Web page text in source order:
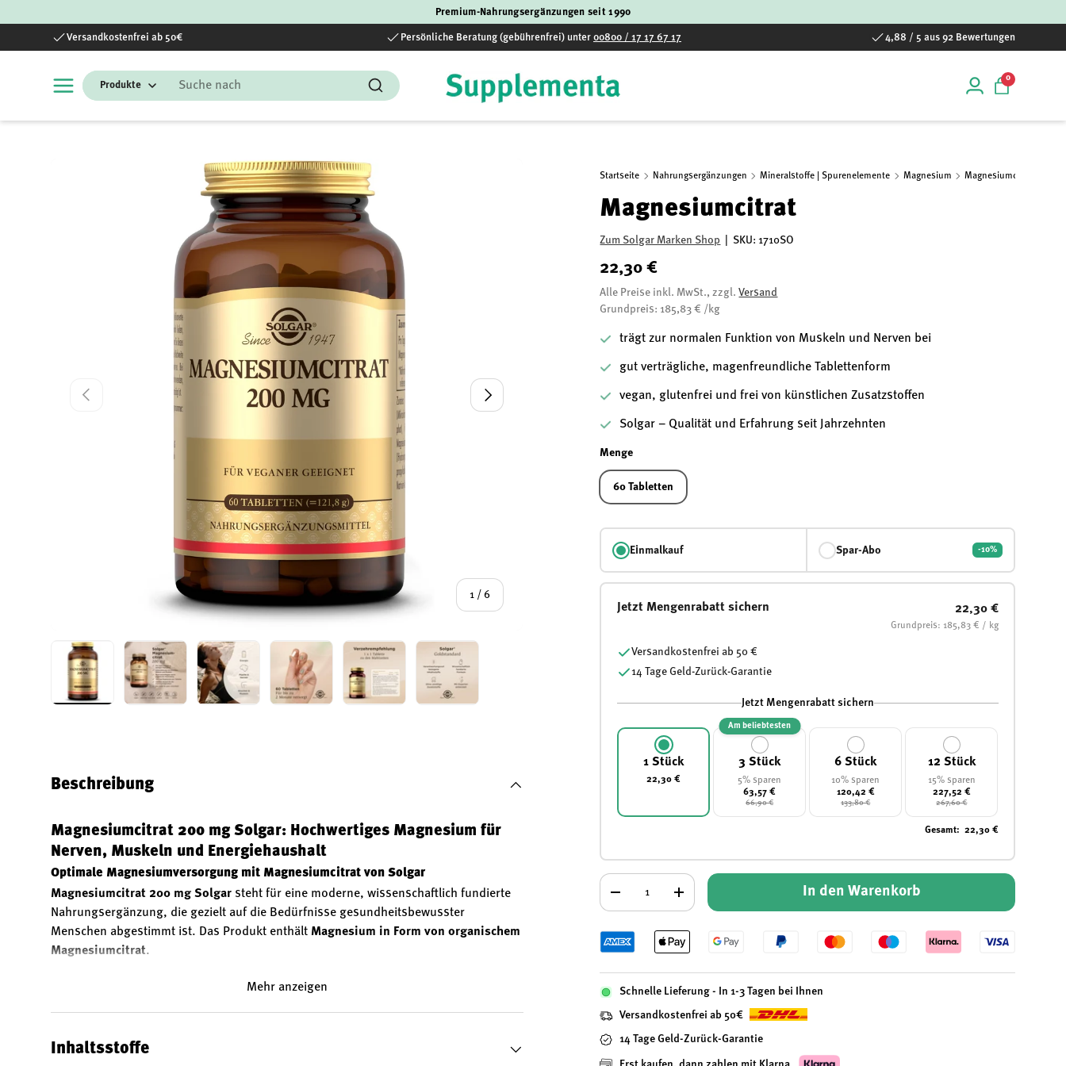
Direkt zum Inhalt
Premium-Nahrungsergänzungen seit 1990
Versandkostenfrei ab 50€ Persönliche Beratung (gebührenfrei) unter 00800 / 17 17 67 17 4,88 / 5 aus 92 Bewertungen
Suchen
Suchen Einloggen
00 Artikel
Vorherige
1 / von
6
Nächste
Startseite Nahrungsergänzungen Mineralstoffe | Spurenelemente Magnesium Magnesiumcitrat
Magnesiumcitrat
Zum Solgar Marken Shop SKU: 1710SO
22,30 €
Alle Preise inkl. MwSt., zzgl.Versand
Grundpreis: 185,83 € /kg
trägt zur normalen Funktion von Muskeln und Nerven bei
gut verträgliche, magenfreundliche Tablettenform
vegan, glutenfrei und frei von künstlichen Zusatzstoffen
Solgar – Qualität und Erfahrung seit Jahrzehnten
Menge
60 Tabletten
Einmalkauf Spar-Abo -10%
Jetzt Mengenrabatt sichern 22,30 €
Grundpreis: 185,83 € / kg
Versandkostenfrei ab 50 €
14 Tage Geld-Zurück-Garantie
Jetzt Mengenrabatt sichern
1 Stück
22,30 €
3 Stück
5% sparen
Am beliebtesten
63,57 €
66,90 €
6 Stück
10% sparen
120,42 €
133,80 €
12 Stück
15% sparen
227,52 €
267,60 €
Gesamt: 22,30 €
Anzahl
+ In den Warenkorb
Schnelle Lieferung - In 1-3 Tagen bei Ihnen
Versandkostenfrei ab 50€
14 Tage Geld-Zurück-Garantie
Beschreibung
Magnesiumcitrat 200 mg Solgar: Hochwertiges Magnesium für
Nerven, Muskeln und Energiehaushalt
Optimale Magnesiumversorgung mit Magnesiumcitrat von Solgar
Magnesiumcitrat 200 mg Solgar steht für eine moderne, wissenschaftlich fundierte
Nahrungsergänzung, die gezielt auf die Bedürfnisse gesundheitsbewusster
Menschen abgestimmt ist. Das Produkt enthält Magnesium in Form von organischem
Magnesiumcitrat.
Magnesium ist ein lebenswichtiger Mineralstoff, der an zahlreichen Prozessen im
normale Funktion von Muskeln und Nerven
Mehr anzeigen
Inhaltsstoffe